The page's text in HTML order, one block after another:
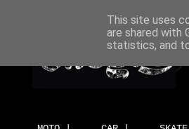
This site uses
are shared with
statistics, and